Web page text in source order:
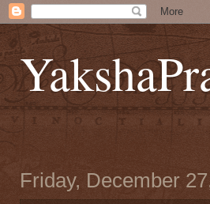
Friday, December